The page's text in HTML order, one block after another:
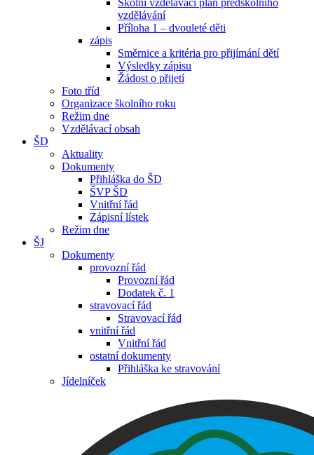
Školní vzdělávácí plán předškolního
vzdělávání
Příloha 1 – dvouleté děti
zápis
Směrnice a kritéria pro přijímání dětí
Výsledky zápisu
Žádost o přijetí
Foto tříd
Organizace školního roku
Režim dne
Vzdělávací obsah
ŠD
Aktuality
Dokumenty
Přihláška do ŠD
ŠVP ŠD
Vnitřní řád
Zápisní lístek
Režim dne
ŠJ
Dokumenty
provozní řád
Provozní řád
Dodatek č. 1
stravovací řád
Stravovací řád
vnitřní řád
Vnitřní řád
ostatní dokumenty
Přihláška ke stravování
Jídelníček